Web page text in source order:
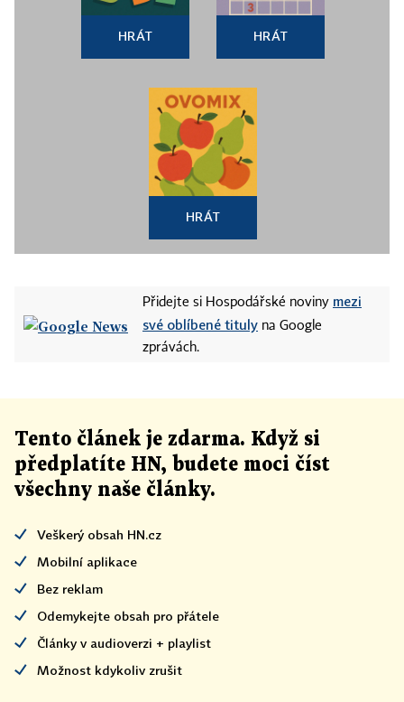
HRÁT HRÁT
HRÁT
Přidejte si Hospodářské noviny mezi
své oblíbené tituly na Google
zprávách.
Tento článek je zdarma. Když si
předplatíte HN, budete moci číst
všechny naše články.
Veškerý obsah HN.cz
Mobilní aplikace
Bez reklam
Odemykejte obsah pro přátele
Články v audioverzi + playlist
Možnost kdykoliv zrušit